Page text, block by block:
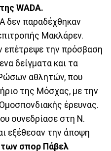
WADA.
δεν παραδέχθηκαν
Μακλάρεν.
επέτρεψε την πρόσβαση
δείγματα και τα
αθλητών, που
της Μόσχας, με την
έρευνας.
συνεδρίασε στη Ν.
εξέθεσαν την άποψη
σπορ Πάβελ